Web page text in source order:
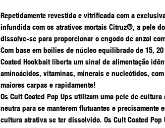
Repetidamente revestida e vitrificada com a
infundida com os atrativos mortais Citruz®, a pele
dissolve-se para proporcionar o engodo de anzol
Com base em boilies de núcleo equilibrado de 15,
Coated Hookbait liberta um sinal de alimentação
aminoácidos, vitaminas, minerais e nucleótidos,
maiores carpas e rapidamente!
Os Cult Coated Pop Ups utilizam uma pele de
neutra para se manterem flutuantes e precisamente
cultura atrativa se ter dissolvido. Os Cult Coated Pop